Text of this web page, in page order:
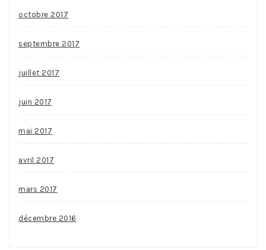
octobre 2017
septembre 2017
juillet 2017
juin 2017
mai 2017
avril 2017
mars 2017
décembre 2016